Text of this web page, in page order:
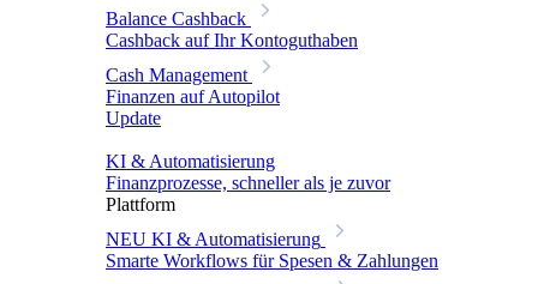
Balance Cashback
Cashback auf Ihr Kontoguthaben
Cash Management
Finanzen auf Autopilot
Update
KI & Automatisierung
Finanzprozesse, schneller als je zuvor
Plattform
NEU KI & Automatisierung
Smarte Workflows für Spesen & Zahlungen